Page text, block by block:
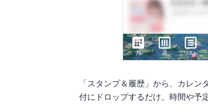
「スタンプ＆履歴」から、カレ
付にドロップするだけ。時間や予